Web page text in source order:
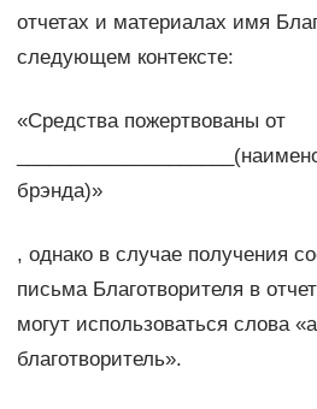
отчетах и материалах имя
следующем контексте:
«Средства пожертвованы от
брэнда)»
, однако в случае получения
письма Благотворителя в
могут использоваться слова
благотворитель».